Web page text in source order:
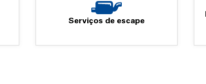
Serviços de escape